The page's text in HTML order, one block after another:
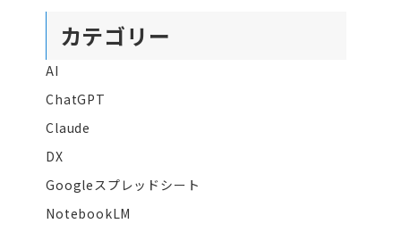
カテゴリー
AI
ChatGPT
Claude
DX
Googleスプレッドシート
NotebookLM